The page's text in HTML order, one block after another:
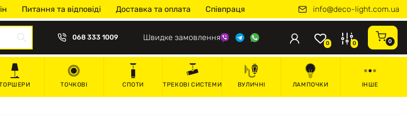
Питання та відповіді Доставка та оплата Співпраця info@deco-light.com.ua
068 333 1009 Швидке замовлення
0 0 0
ТОЧКОВІ СПОТИ ТРЕКОВІ СИСТЕМИ ВУЛИЧНІ ЛАМПОЧКИ ІНШЕ